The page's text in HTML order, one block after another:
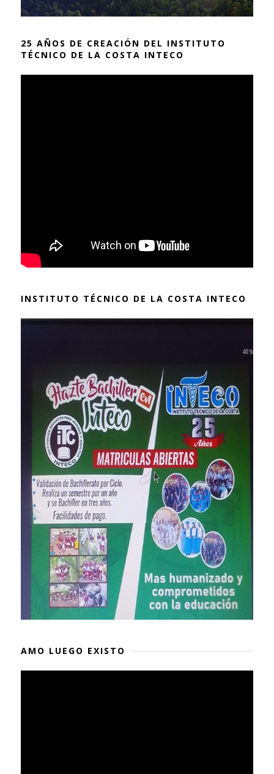
25 AÑOS DE CREACIÓN DEL INSTITUTO
TÉCNICO DE LA COSTA INTECO
INSTITUTO TÉCNICO DE LA COSTA INTECO
AMO LUEGO EXISTO